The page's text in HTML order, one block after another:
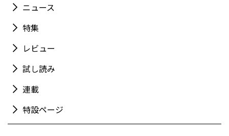
ニュース
特集
レビュー
試し読み
連載
特設ページ